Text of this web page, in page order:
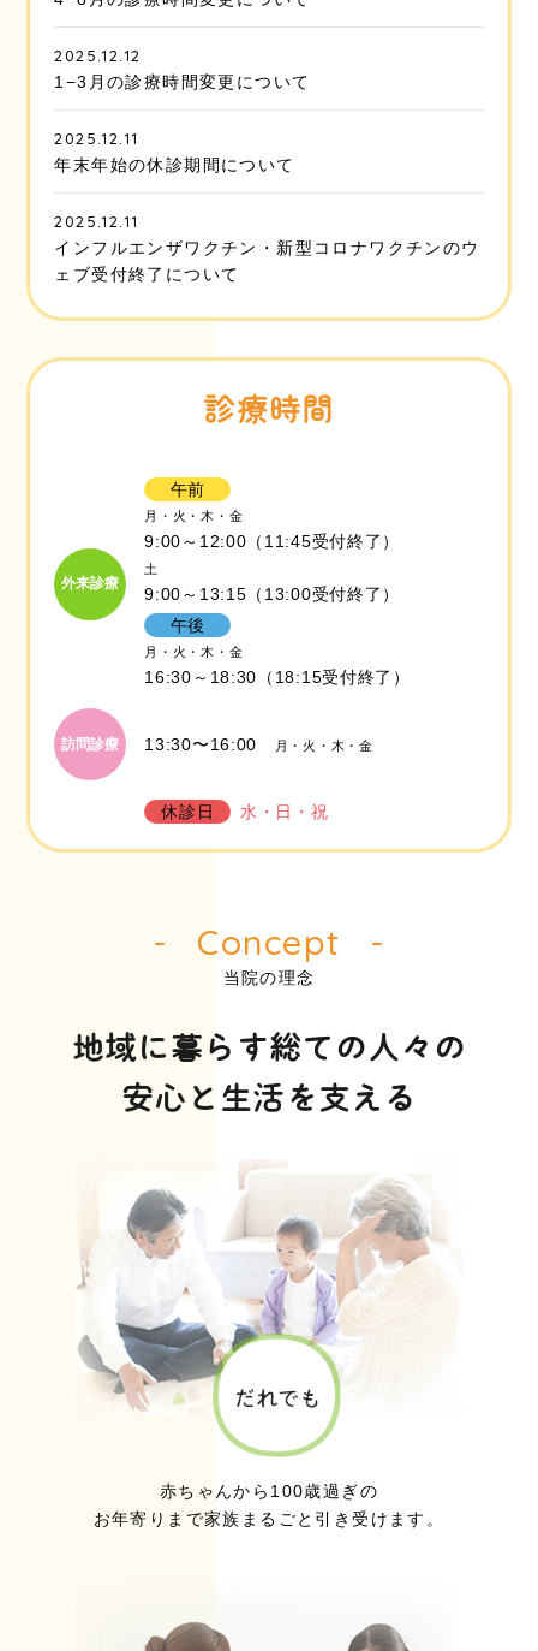
2025.12.12
1−3月の診療時間変更について
2025.12.11
年末年始の休診期間について
2025.12.11
インフルエンザワクチン・新型コロナワクチンのウ
ェブ受付終了について
10−12月の診療時間変更について
2025.09.16
【重要】新型コロナウイルス予防接種について（第
2報）
2025.09.16
【重要】インフルエンザワクチン接種について（第
2報）予約フォームはこちらから
2025.09.08
【重要】新型コロナウイルス予防接種について（第
2025.09.07
診療時間
外来診療
午前
月・火・木・金
9:00～12:00（11:45受付終了）
土
9:00～13:15（13:00受付終了）
午後
月・火・木・金
16:30～18:30（18:15受付終了）
訪問診療 13:30〜16:00 月・火・木・金
休診日 水・日・祝
当院の理念
Concept
地域に暮らす総ての人々の
安心と生活を支える
赤ちゃんから100歳過ぎの
お年寄りまで家族まるごと引き受けます。